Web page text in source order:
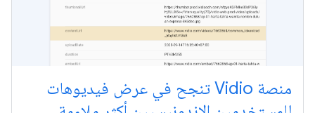
منصة Vidio تنجح في عرض فيديوهات